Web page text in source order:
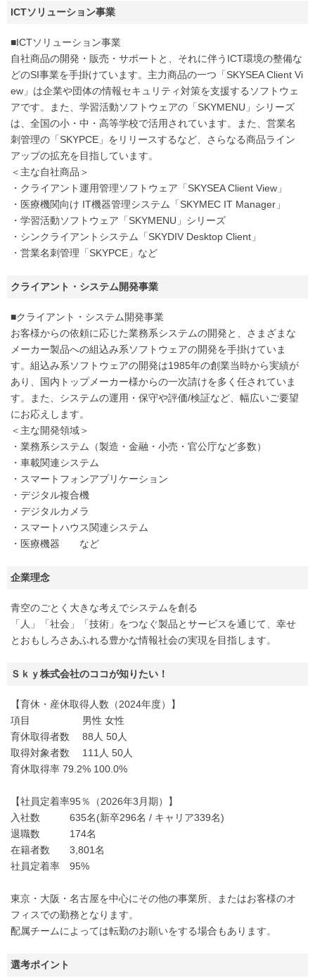
ICTソリューション事業
■ICTソリューション事業
自社商品の開発・販売・サポートと、それに伴うICT環境の整備な
どのSI事業を手掛けています。主力商品の一つ「SKYSEA Client Vi
ew」は企業や団体の情報セキュリティ対策を支援するソフトウェ
アです。また、学習活動ソフトウェアの「SKYMENU」シリーズ
は、全国の小・中・高等学校で活用されています。また、営業名
刺管理の「SKYPCE」をリリースするなど、さらなる商品ライン
アップの拡充を目指しています。
＜主な自社商品＞
・クライアント運用管理ソフトウェア「SKYSEA Client View」
・医療機関向け IT機器管理システム「SKYMEC IT Manager」
・学習活動ソフトウェア「SKYMENU」シリーズ
・シンクライアントシステム「SKYDIV Desktop Client」
・営業名刺管理「SKYPCE」など
クライアント・システム開発事業
■クライアント・システム開発事業
お客様からの依頼に応じた業務系システムの開発と、さまざまな
メーカー製品への組込み系ソフトウェアの開発を手掛けていま
す。組込み系ソフトウェアの開発は1985年の創業当時から実績が
あり、国内トップメーカー様からの一次請けを多く任されていま
す。また、システムの運用・保守や評価/検証など、幅広いご要望
にお応えします。
＜主な開発領域＞
・業務系システム（製造・金融・小売・官公庁など多数）
・車載関連システム
・スマートフォンアプリケーション
・デジタル複合機
・デジタルカメラ
・スマートハウス関連システム
・医療機器 など
企業理念
青空のごとく大きな考えでシステムを創る
「人」「社会」「技術」をつなぐ製品とサービスを通じて、幸せ
とおもしろさあふれる豊かな情報社会の実現を目指します。
Ｓｋｙ株式会社のココが知りたい！
【育休・産休取得人数（2024年度）】
項目 男性 女性
育休取得者数 88人 50人
取得対象者数 111人 50人
育休取得率 79.2% 100.0%
【社員定着率95％（2026年3月期）】
入社数 635名(新卒296名 / キャリア339名)
退職数 174名
在籍者数 3,801名
社員定着率 95%
東京・大阪・名古屋を中心にその他の事業所、またはお客様のオ
フィスでの勤務となります。
配属チームによっては転勤のお願いをする場合もあります。
選考ポイント